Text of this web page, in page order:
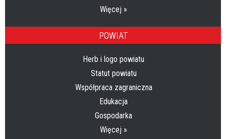
Więcej »
POWIAT
Herb i logo powiatu
Statut powiatu
Współpraca zagraniczna
Edukacja
Gospodarka
Więcej »